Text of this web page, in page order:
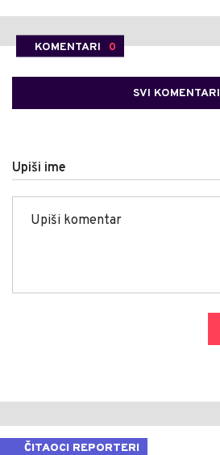
KOMENTARI 0
SVI KOMENTARI
Upiši ime
ČITAOCI REPORTERI